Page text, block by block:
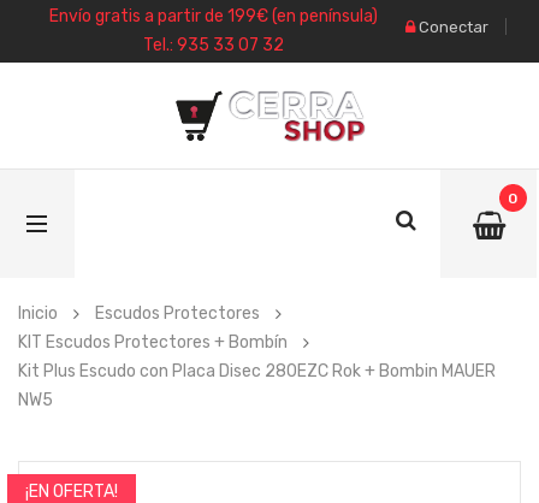
Envío gratis a partir de 199€ (en península)
Tel.: 935 33 07 32
Conectar
0
Inicio
Escudos Protectores
KIT Escudos Protectores + Bombín
Kit Plus Escudo con Placa Disec 280EZC Rok + Bombin MAUER
NW5
¡EN OFERTA!
- 10%